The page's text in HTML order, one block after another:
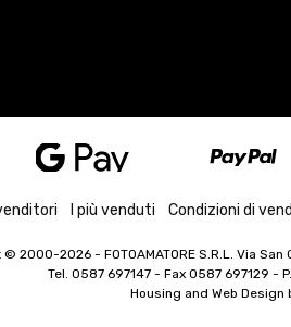
I più venduti Condizioni di
© 2000-2026 - FOTOAMATORE S.R.L. Via
Tel. 0587 697147 - Fax 0587 697129 -
Housing and Web Design